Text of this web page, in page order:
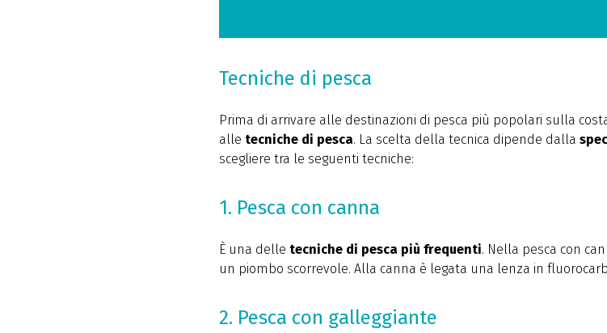
Tecniche di pesca
Prima di arrivare alle destinazioni di pesca più popolari sulla
alle tecniche di pesca. La scelta della tecnica dipende dalla
scegliere tra le seguenti tecniche:
1. Pesca con canna
È una delle tecniche di pesca più frequenti. Nella pesca con
un piombo scorrevole. Alla canna è legata una lenza in
2. Pesca con galleggiante